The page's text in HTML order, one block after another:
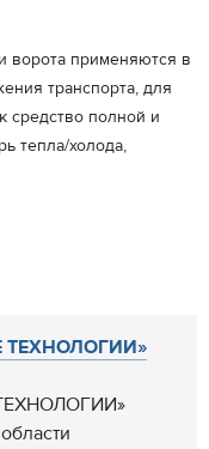
ворота применяются в
транспорта, для
средство полной и
тепла/холода,
ТЕХНОЛОГИИ»